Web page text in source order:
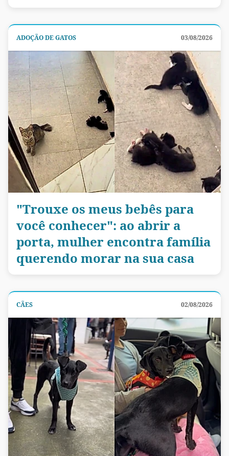
ADOÇÃO DE GATOS 03/08/2026
"Trouxe os meus bebês para
você conhecer": ao abrir a
porta, mulher encontra família
querendo morar na sua casa
CÃES 02/08/2026